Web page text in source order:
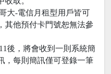
大-電信月租型用戶皆可
其他預付卡門號恕無法參
後，將會收到一則系統簡
，每則簡訊僅可登錄一筆